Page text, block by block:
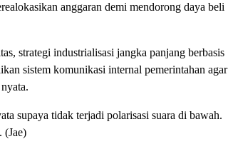
anggaran demi mendorong daya beli
strategi industrialisasi jangka panjang berbasis
sistem komunikasi internal pemerintahan agar
supaya tidak terjadi polarisasi suara di bawah.
(Jae)